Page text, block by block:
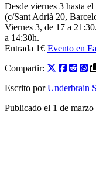
Desde viernes 3 hasta
(c/Sant Adrià 20,
Viernes 3, de 17 a
a 14:30h.
Entrada 1€ Evento en
Compartir:
Escrito por Underbrain
Publicado el 1 de